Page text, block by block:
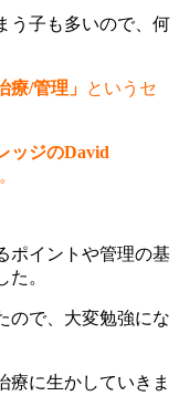
う子も多いので、何
療/管理」 というセ
ッジのDavid
ポイントや管理の基
。
ので、大変勉強にな
療に生かしていきま